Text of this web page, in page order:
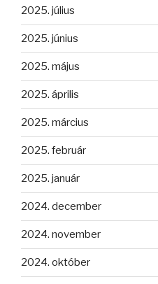
2025. július
2025. június
2025. május
2025. április
2025. március
2025. február
2025. január
2024. december
2024. november
2024. október